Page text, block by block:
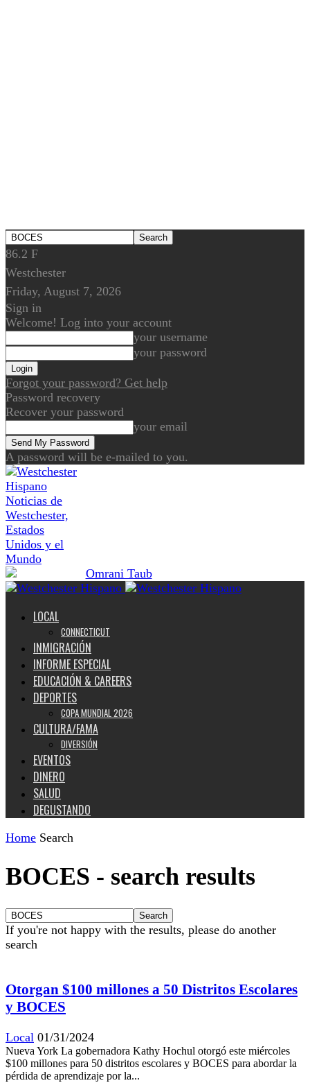
86.2 F
Westchester
Friday, August 7, 2026
Sign in
Welcome! Log into your account
your username
your password
Forgot your password? Get help
Password recovery
Recover your password
your email
A password will be e-mailed to you.
Noticias de
Westchester,
Estados
Unidos y el
Mundo
LOCAL
CONNECTICUT
INMIGRACIÓN
INFORME ESPECIAL
EDUCACIÓN & CAREERS
DEPORTES
COPA MUNDIAL 2026
CULTURA/FAMA
DIVERSIÓN
EVENTOS
DINERO
SALUD
DEGUSTANDO
Home Search
BOCES - search results
If you're not happy with the results, please do another
search
Otorgan $100 millones a 50 Distritos Escolares
y BOCES
Local 01/31/2024
Nueva York La gobernadora Kathy Hochul otorgó este miércoles
$100 millones para 50 distritos escolares y BOCES para abordar la
pérdida de aprendizaje por la...